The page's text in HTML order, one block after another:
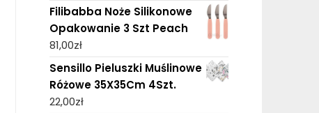
Filibabba Noże Silikonowe
Opakowanie 3 Szt Peach
81,00zł
Sensillo Pieluszki Muślinowe
Różowe 35X35Cm 4Szt.
22,00zł